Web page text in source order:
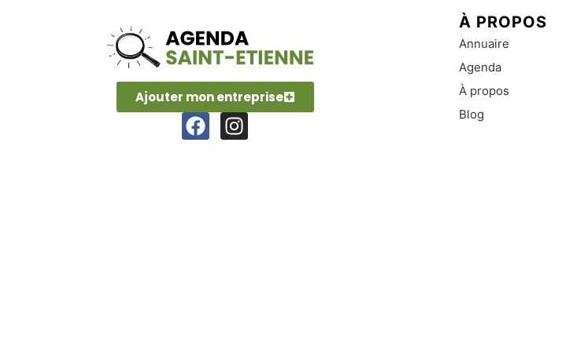
Ajouter mon entreprise
À PROPOS
Annuaire
Agenda
À propos
Blog